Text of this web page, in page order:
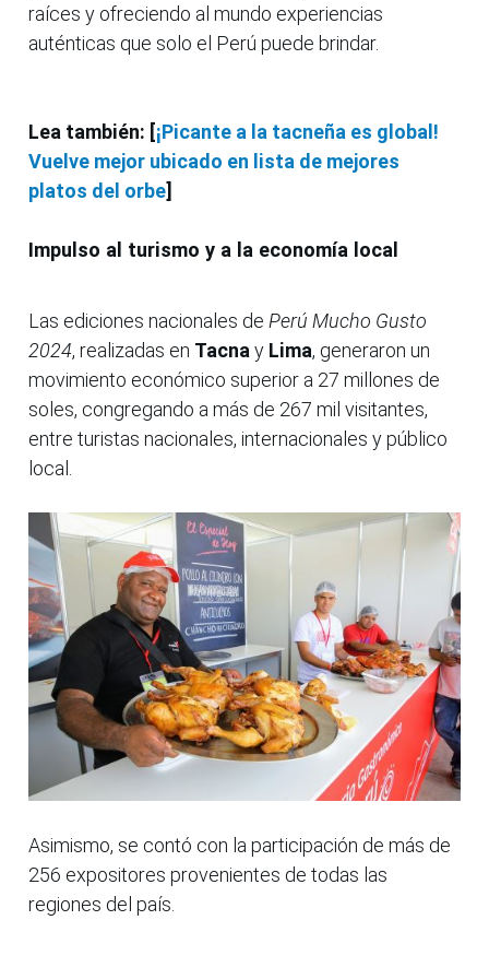
raíces y ofreciendo al mundo experiencias
auténticas que solo el Perú puede brindar.
Lea también: [¡Picante a la tacneña es global!
Vuelve mejor ubicado en lista de mejores
platos del orbe]
Impulso al turismo y a la economía local
Las ediciones nacionales de Perú Mucho Gusto
2024, realizadas en Tacna y Lima, generaron un
movimiento económico superior a 27 millones de
soles, congregando a más de 267 mil visitantes,
entre turistas nacionales, internacionales y público
local.
Asimismo, se contó con la participación de más de
256 expositores provenientes de todas las
regiones del país.